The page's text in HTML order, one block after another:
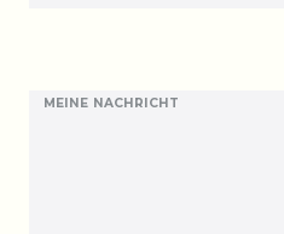
MEINE NACHRICHT